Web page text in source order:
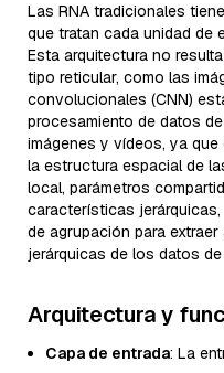
Las RNA tradicionales
que tratan cada unidad de
Esta arquitectura no
tipo reticular, como las
convolucionales (CNN)
procesamiento de datos
imágenes y vídeos, ya
la estructura espacial de
local, parámetros
características
de agrupación para
jerárquicas de los datos de
Arquitectura y
Capa de entrada: La